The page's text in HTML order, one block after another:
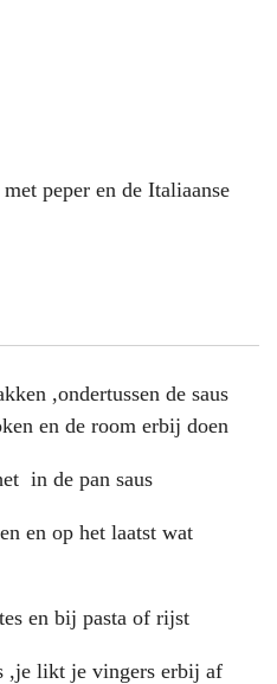
peper en de Italiaanse
,ondertussen de saus
en de room erbij doen
in de pan saus
en op het laatst wat
en bij pasta of rijst
,je likt je vingers erbij af